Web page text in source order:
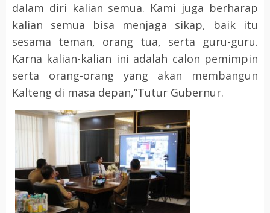
dalam diri kalian semua. Kami juga berharap
kalian semua bisa menjaga sikap, baik itu
sesama teman, orang tua, serta guru-guru.
Karna kalian-kalian ini adalah calon pemimpin
serta orang-orang yang akan membangun
Kalteng di masa depan,”Tutur Gubernur.